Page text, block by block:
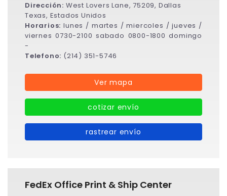
Dirección: West Lovers Lane, 75209, Dallas
Texas, Estados Unidos
Horarios:lunes / martes / miercoles / jueves /
viernes 0730-2100 sabado 0800-1800 domingo
-
Telefono: (214) 351-5746
Ver mapa
cotizar envío
rastrear envío
FedEx Office Print & Ship Center